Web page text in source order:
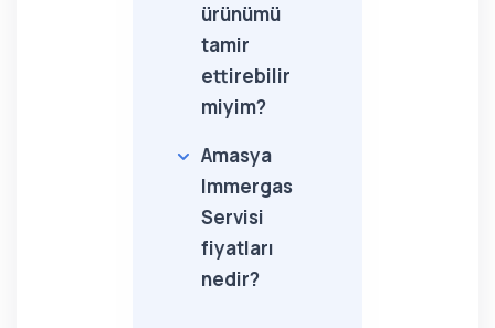
ürünümü
tamir
ettirebilir
miyim?
Amasya
Immergas
Servisi
fiyatları
nedir?